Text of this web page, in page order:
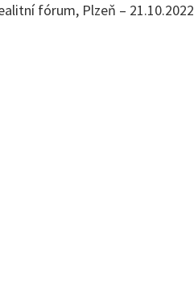
fórum, Plzeň – 21.10.2022